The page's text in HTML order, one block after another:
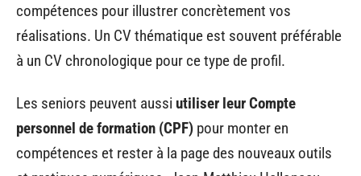
compétences pour illustrer concrètement vos
réalisations. Un CV thématique est souvent préférable
à un CV chronologique pour ce type de profil.
Les seniors peuvent aussi utiliser leur Compte
personnel de formation (CPF) pour monter en
compétences et rester à la page des nouveaux outils